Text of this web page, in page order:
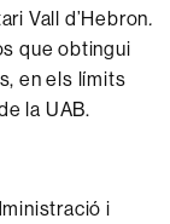
Vall d’Hebron.
que obtingui
en els límits
la UAB.
i